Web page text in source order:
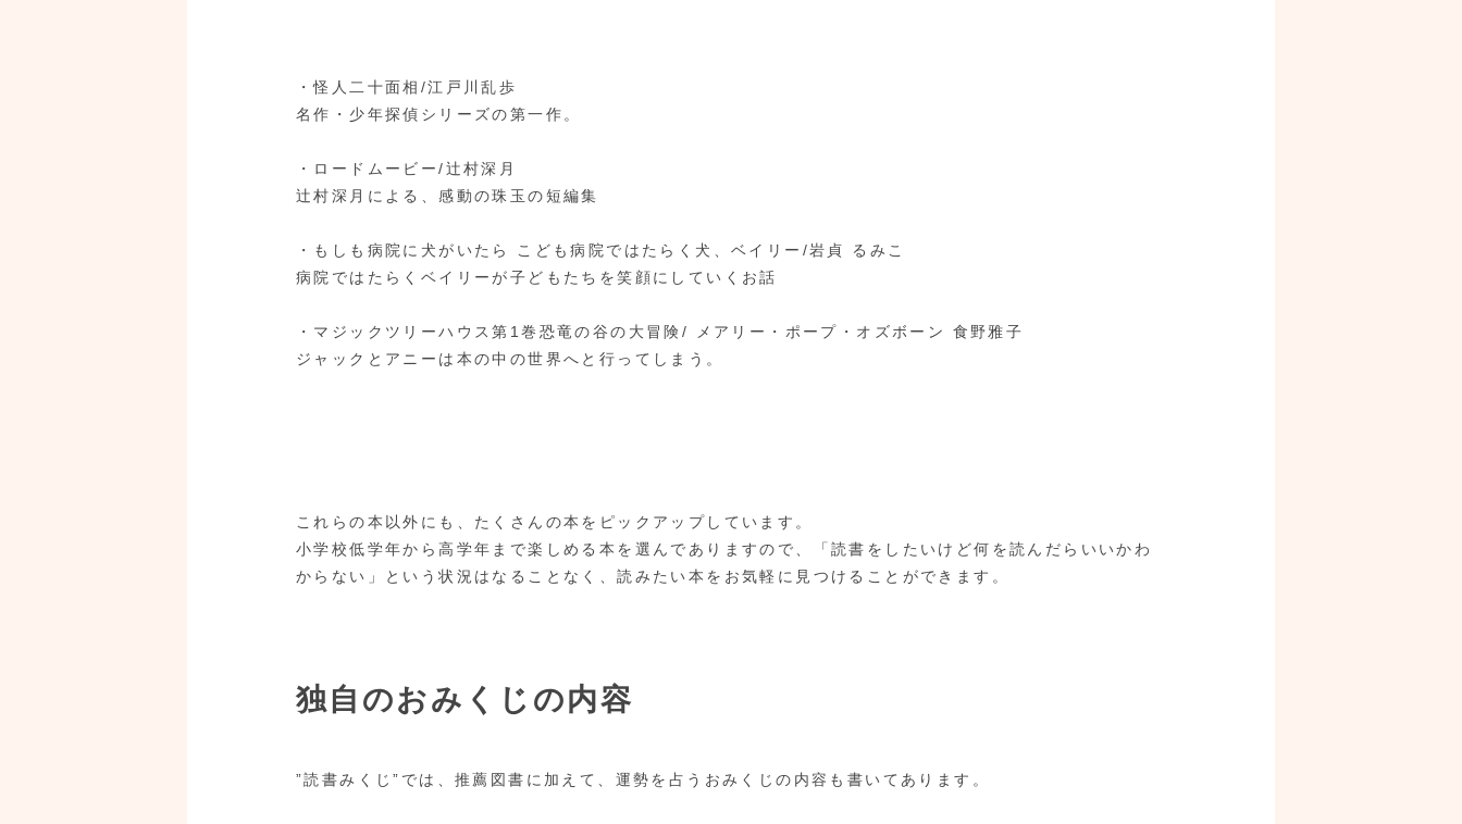
・怪人二十面相/江戸川乱歩
名作・少年探偵シリーズの第一作。
・ロードムービー/辻村深月
辻村深月による、感動の珠玉の短編集
・もしも病院に犬がいたら こども病院ではたらく犬、ベイリー/岩貞 るみこ
病院ではたらくベイリーが子どもたちを笑顔にしていくお話
・マジックツリーハウス第1巻恐竜の谷の大冒険/ メアリー・ポープ・オズボーン 食野雅子
ジャックとアニーは本の中の世界へと行ってしまう。
これらの本以外にも、たくさんの本をピックアップしています。
小学校低学年から高学年まで楽しめる本を選んでありますので、「読書をしたいけど何を読んだらいいかわ
からない」という状況はなることなく、読みたい本をお気軽に見つけることができます。
独自のおみくじの内容
”読書みくじ”では、推薦図書に加えて、運勢を占うおみくじの内容も書いてあります。